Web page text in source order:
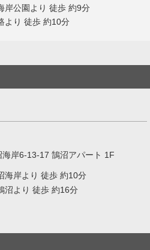
岸公園より 徒歩 約9分
より 徒歩 約10分
岸6-13-17 鵠沼アパート 1F
海岸より 徒歩 約10分
沼より 徒歩 約16分